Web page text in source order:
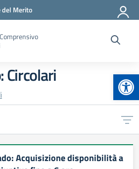
Merito
Circolari
Acquisizione disponibilità a